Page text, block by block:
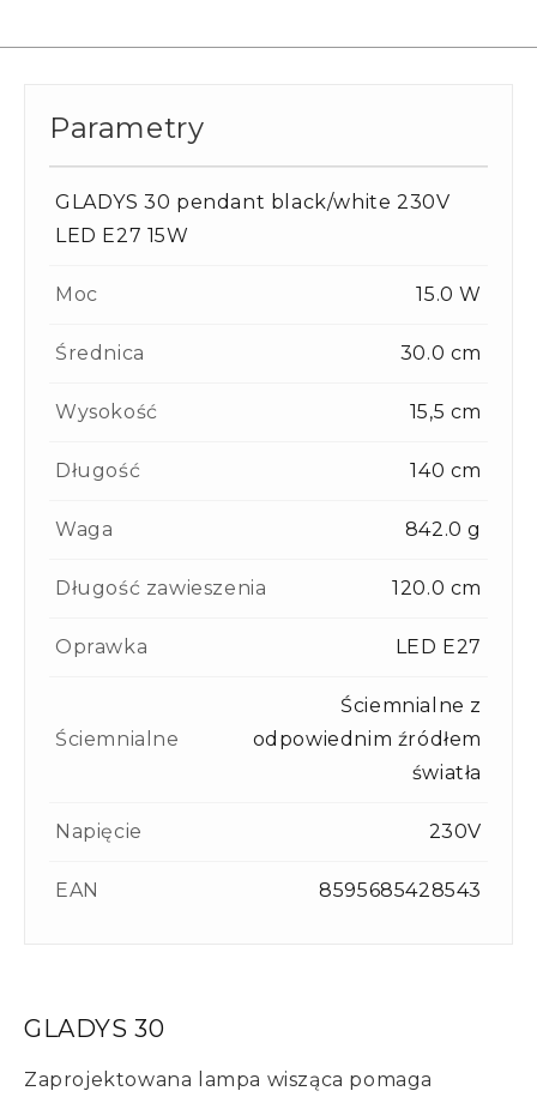
GLADYS 30
Zaprojektowana lampa wisząca pomaga
Parametry
GLADYS 30 pendant black/white 230V
LED E27 15W
Moc 15.0 W
Średnica 30.0 cm
Wysokość 15,5 cm
Długość 140 cm
Waga 842.0 g
Długość zawieszenia 120.0 cm
Oprawka LED E27
Ściemnialne
Ściemnialne z
odpowiednim źródłem
światła
Napięcie 230V
EAN 8595685428543